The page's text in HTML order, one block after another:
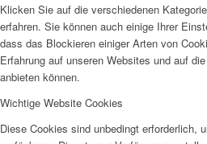
Klicken Sie auf die verschiedenen
erfahren. Sie können auch einige Ihrer
dass das Blockieren einiger Arten von
Erfahrung auf unseren Websites und auf
anbieten können.
Wichtige Website Cookies
Diese Cookies sind unbedingt erforderlich,